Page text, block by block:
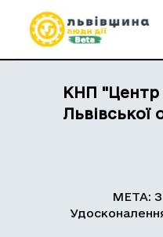
КНП "Центр
Львівської
МЕТА: